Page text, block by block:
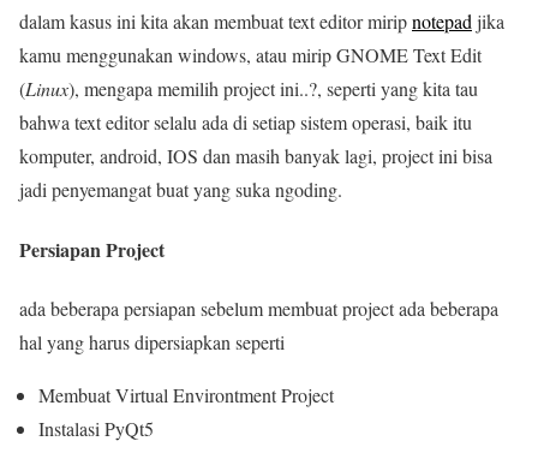
dalam kasus ini kita akan membuat text editor miripnotepadjika
kamu menggunakan windows, atau mirip GNOME Text Edit
(Linux), mengapa memilih project ini..?, seperti yang kita tau
bahwa text editor selalu ada di setiap sistem operasi, baik itu
komputer, android, IOS dan masih banyak lagi, project ini bisa
jadi penyemangat buat yang suka ngoding.
Persiapan Project
ada beberapa persiapan sebelum membuat project ada beberapa
hal yang harus dipersiapkan seperti
Membuat Virtual Environtment Project
Instalasi PyQt5